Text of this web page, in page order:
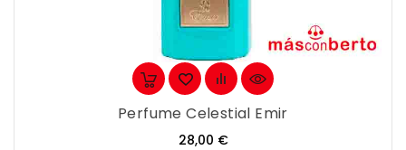
Perfume Celestial Emir
Precio
28,00 €